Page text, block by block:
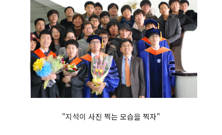
"지석이 사진 찍는 모습을 찍자"